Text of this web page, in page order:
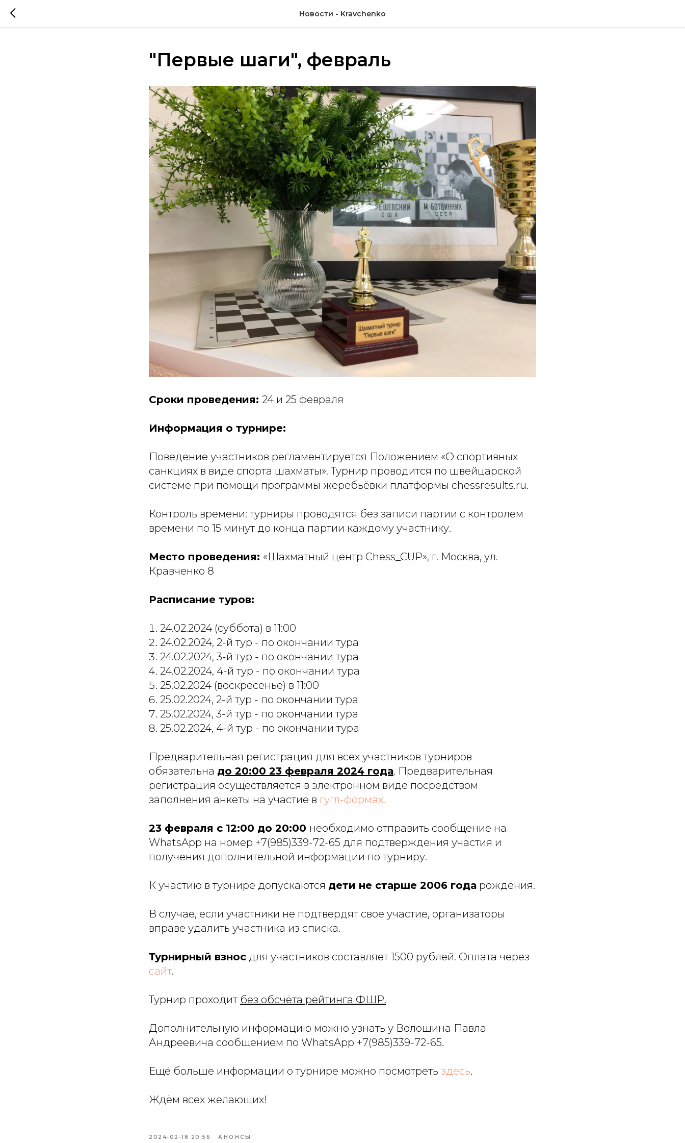
Новости - Kravchenko
"Первые шаги", февраль
Сроки проведения: 24 и 25 февраля
Информация о турнире:
Поведение участников регламентируется Положением «О спортивных
санкциях в виде спорта шахматы». Турнир проводится по швейцарской
системе при помощи программы жеребьёвки платформы chessresults.ru.
Контроль времени: турниры проводятся без записи партии с контролем
времени по 15 минут до конца партии каждому участнику.
Место проведения: «Шахматный центр Chess_CUP», г. Москва, ул.
Кравченко 8
Расписание туров:
24.02.2024 (суббота) в 11:00
24.02.2024, 2-й тур - по окончании тура
24.02.2024, 3-й тур - по окончании тура
24.02.2024, 4-й тур - по окончании тура
25.02.2024 (воскресенье) в 11:00
25.02.2024, 2-й тур - по окончании тура
25.02.2024, 3-й тур - по окончании тура
25.02.2024, 4-й тур - по окончании тура
Предварительная регистрация для всех участников турниров
обязательна до 20:00 23 февраля 2024 года. Предварительная
регистрация осуществляется в электронном виде посредством
заполнения анкеты на участие в гугл-формах.
23 февраля с 12:00 до 20:00 необходимо отправить сообщение на
WhatsApp на номер +7(985)339-72-65 для подтверждения участия и
получения дополнительной информации по турниру.
К участию в турнире допускаются дети не старше 2006 года рождения.
В случае, если участники не подтвердят свое участие, организаторы
вправе удалить участника из списка.
Турнирный взнос для участников составляет 1500 рублей. Оплата через
сайт.
Турнир проходит без обсчёта рейтинга ФШР.
Дополнительную информацию можно узнать у Волошина Павла
Андреевича сообщением по WhatsApp +7(985)339-72-65.
Ещё больше информации о турнире можно посмотреть здесь.
Ждём всех желающих!
2024-02-18 20:56 АНОНСЫ